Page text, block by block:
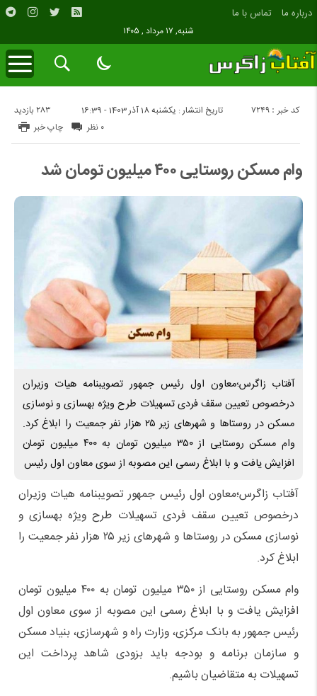
درباره ما تماس با ما
شنبه, ۱۷ مرداد , ۱۴۰۵
تاریخ انتشار : یکشنبه 18 آذر 1403 - 16:39 283 بازدید کد خبر : 7249
چاپ خبر ۰ نظر
وام مسکن روستایی ۴۰۰ میلیون تومان شد
آفتاب زاگرس؛معاون اول رئیس جمهور تصویبنامه هیات وزیران
درخصوص تعیین سقف فردی تسهیلات طرح ویژه بهسازی و نوسازی
مسکن در روستاها و شهرهای زیر ۲۵ هزار نفر جمعیت را ابلاغ کرد.
وام مسکن روستایی از ۳۵۰ میلیون تومان به ۴۰۰ میلیون تومان
افزایش یافت و با ابلاغ رسمی این مصوبه از سوی معاون اول رئیس
آفتاب زاگرس؛معاون اول رئیس جمهور تصویبنامه هیات وزیران
درخصوص تعیین سقف فردی تسهیلات طرح ویژه بهسازی و
نوسازی مسکن در روستاها و شهرهای زیر ۲۵ هزار نفر جمعیت را
ابلاغ کرد.
وام مسکن روستایی از ۳۵۰ میلیون تومان به ۴۰۰ میلیون تومان
افزایش یافت و با ابلاغ رسمی این مصوبه از سوی معاون اول
رئیس جمهور به بانک مرکزی، وزارت راه و شهرسازی، بنیاد مسکن
و سازمان برنامه و بودجه باید بزودی شاهد پرداخت این
تسهیلات به متقاضیان باشیم.